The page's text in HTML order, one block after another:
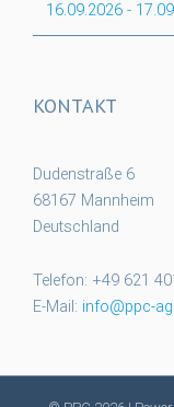
16.09.2026 -
KONTAKT
Dudenstraße 6
68167 Mannheim
Deutschland
Telefon: +49 621
E-Mail: info@ppc-